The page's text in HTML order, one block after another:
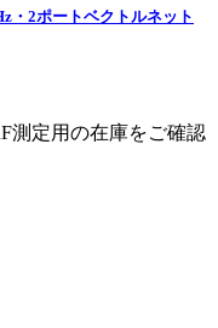
・2ポートベクトルネット
測定用の在庫をご確認